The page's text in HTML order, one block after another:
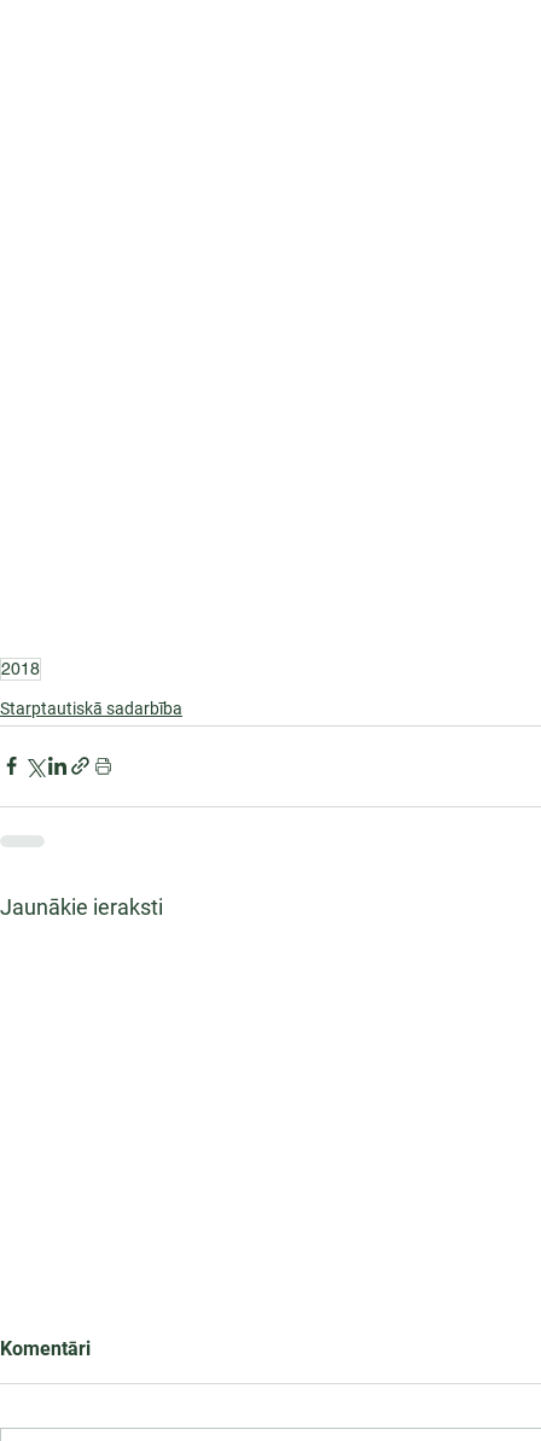
2018
Starptautiskā sadarbība
Jaunākie ieraksti
Komentāri